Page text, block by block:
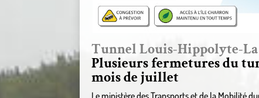
Tunnel Louis-Hippolyte-
Plusieurs fermetures du
mois de juillet